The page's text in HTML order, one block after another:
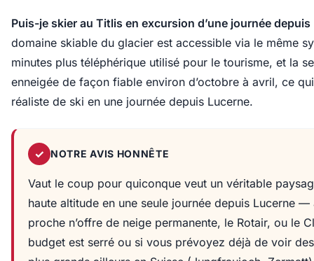
Puis-je skier au Titlis en excursion d’une journée depuis
domaine skiable du glacier est accessible via le même
minutes plus téléphérique utilisé pour le tourisme, et la
enneigée de façon fiable environ d’octobre à avril, ce
réaliste de ski en une journée depuis Lucerne.
✓ NOTRE AVIS HONNÊTE
Vaut le coup pour quiconque veut un véritable
haute altitude en une seule journée depuis Lucerne —
proche n’offre de neige permanente, le Rotair, ou le
budget est serré ou si vous prévoyez déjà de voir